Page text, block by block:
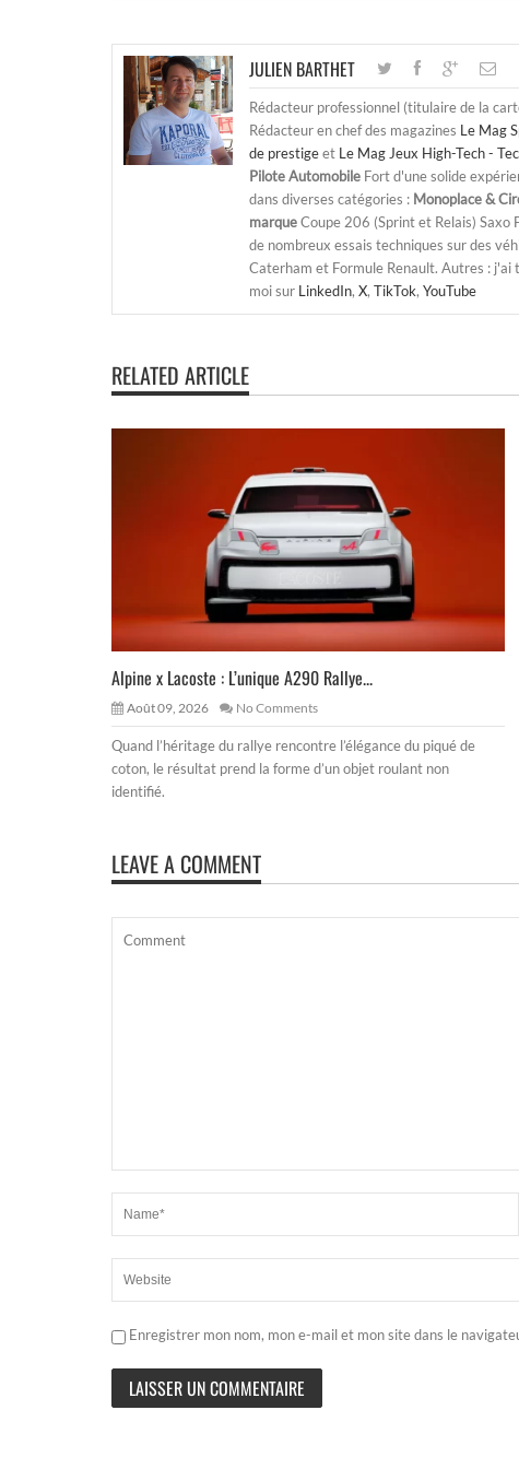
JULIEN BARTHET
Rédacteur professionnel (titulaire de la
Rédacteur en chef des magazines Le Mag
de prestigeet Le Mag Jeux High-Tech -
Pilote Automobile Fort d'une solide
dans diverses catégories : Monoplace &
marqueCoupe 206 (Sprint et Relais) Saxo
de nombreux essais techniques sur des
Caterham et Formule Renault. Autres : j'ai
moi sur LinkedIn, X, TikTok, YouTube
RELATED ARTICLE
Alpine x Lacoste : L’unique A290 Rallye...
Août 09, 2026 No Comments
Quand l’héritage du rallye rencontre l’élégance du piqué de
coton, le résultat prend la forme d’un objet roulant non
identifié.
LEAVE A COMMENT
Enregistrer mon nom, mon e-mail et mon site dans le